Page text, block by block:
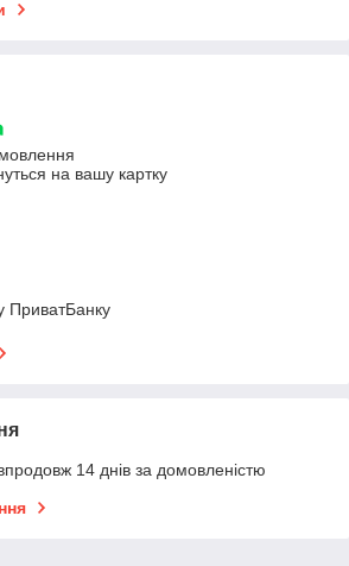
на вашу картку
ПриватБанку
14 днів за домовленістю